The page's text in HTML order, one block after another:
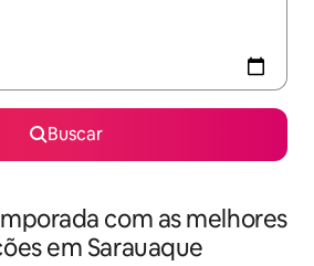
Buscar
com as melhores
em Sarauaque